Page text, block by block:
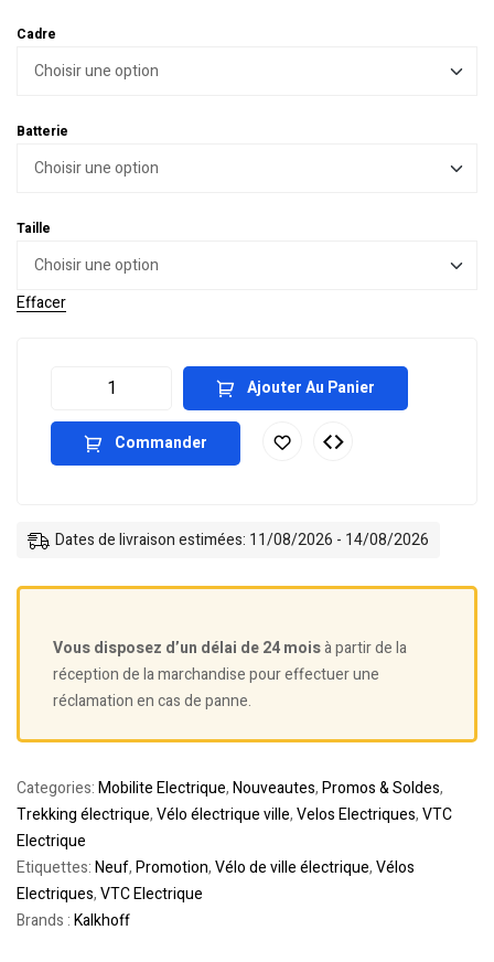
Cadre
Batterie
Taille
Effacer
Ajouter Au Panier
Commander
Dates de livraison estimées: 11/08/2026 - 14/08/2026
Vous disposez d’un délai de 24 moisà partir de la
réception de la marchandise pour effectuer une
réclamation en cas de panne.
Categories:Mobilite Electrique,Nouveautes,Promos & Soldes,
Trekking électrique,Vélo électrique ville,Velos Electriques,VTC
Electrique
Etiquettes:Neuf,Promotion,Vélo de ville électrique,Vélos
Electriques,VTC Electrique
Brands :Kalkhoff